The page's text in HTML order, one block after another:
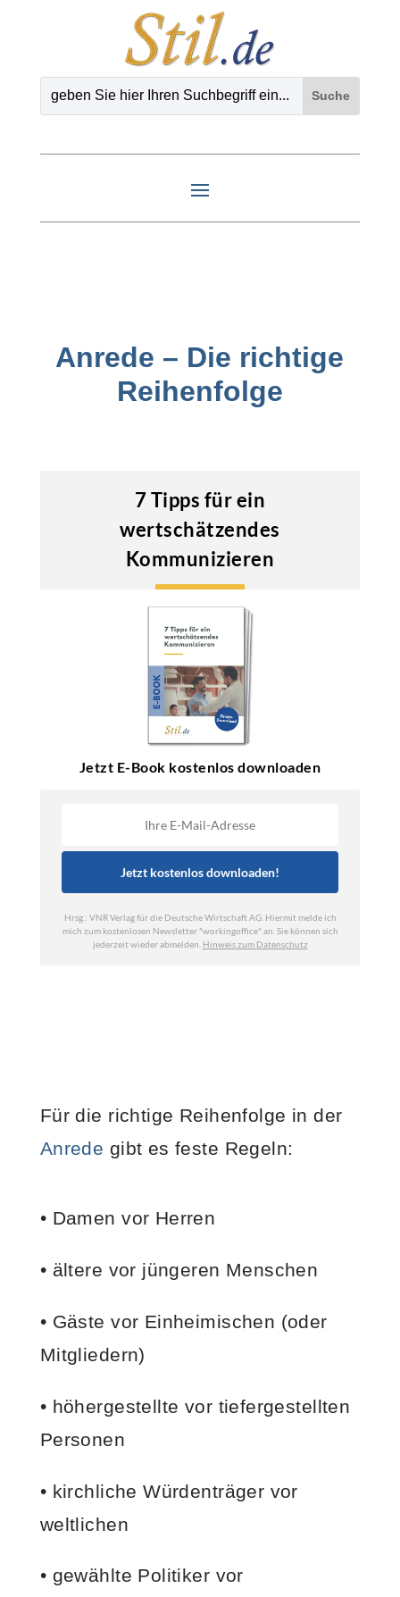
Anrede – Die richtige
Reihenfolge
Für die richtige Reihenfolge in der
Anrede gibt es feste Regeln:
• Damen vor Herren
• ältere vor jüngeren Menschen
• Gäste vor Einheimischen (oder
Mitgliedern)
• höhergestellte vor tiefergestellten
Personen
• kirchliche Würdenträger vor
weltlichen
• gewählte Politiker vor